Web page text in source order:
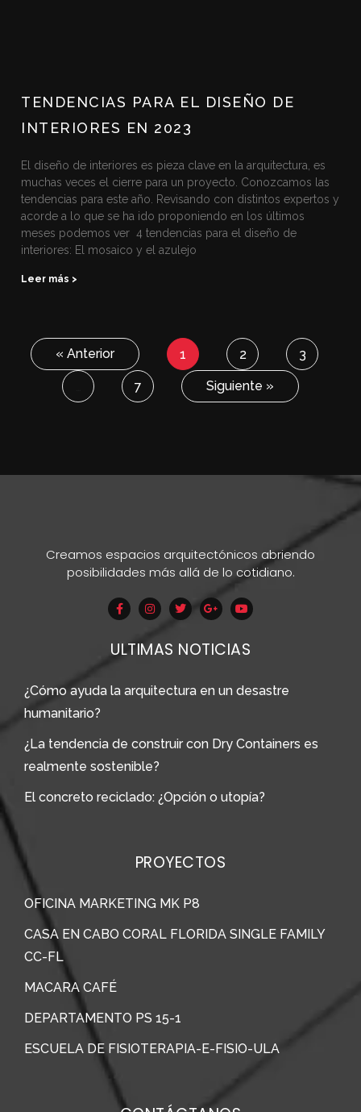
TENDENCIAS PARA EL DISEÑO DE
INTERIORES EN 2023
El diseño de interiores es pieza clave en la arquitectura, es
muchas veces el cierre para un proyecto. Conozcamos las
tendencias para este año. Revisando con distintos expertos y
acorde a lo que se ha ido proponiendo en los últimos
meses podemos ver 4 tendencias para el diseño de
interiores: El mosaico y el azulejo
Leer más >
« Anterior 1 2 3
7 Siguiente »
Creamos espacios arquitectónicos abriendo
posibilidades más allá de lo cotidiano.
ULTIMAS NOTICIAS
¿Cómo ayuda la arquitectura en un desastre
humanitario?
¿La tendencia de construir con Dry Containers es
realmente sostenible?
El concreto reciclado: ¿Opción o utopía?
PROYECTOS
OFICINA MARKETING MK P8
CASA EN CABO CORAL FLORIDA SINGLE FAMILY
CC-FL
MACARA CAFÉ
DEPARTAMENTO PS 15-1
ESCUELA DE FISIOTERAPIA-E-FISIO-ULA